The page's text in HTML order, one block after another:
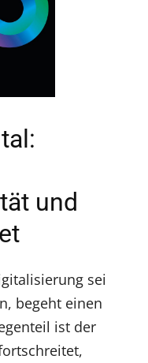
und
sei
begeht einen
ist der